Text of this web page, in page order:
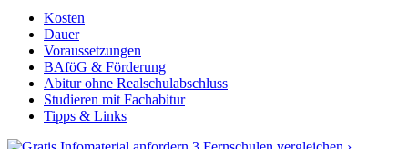
Kosten
Dauer
Voraussetzungen
BAföG & Förderung
Abitur ohne Realschulabschluss
Studieren mit Fachabitur
Tipps & Links